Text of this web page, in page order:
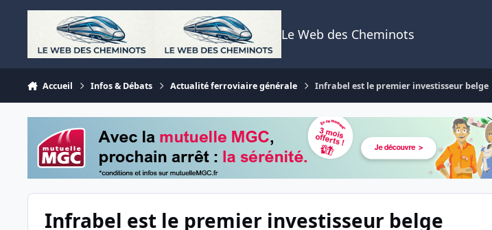
Aller au contenu
Le Web des Cheminots
Accueil Infos & Débats Actualité ferroviaire générale Infrabel est le premier investisseur belge
Infrabel est le premier investisseur belge